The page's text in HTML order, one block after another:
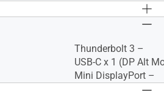
TÜV Low Blue Light
Thunderbolt 3 –
USB-C x 1 (DP Alt
Mini DisplayPort –